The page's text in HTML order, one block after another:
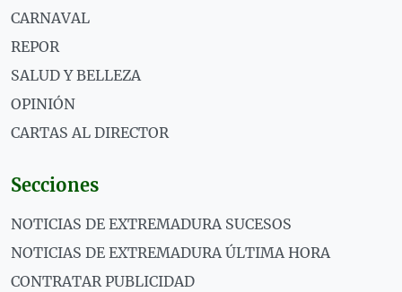
CARNAVAL
REPOR
SALUD Y BELLEZA
OPINIÓN
CARTAS AL DIRECTOR
Secciones
NOTICIAS DE EXTREMADURA SUCESOS
NOTICIAS DE EXTREMADURA ÚLTIMA HORA
CONTRATAR PUBLICIDAD